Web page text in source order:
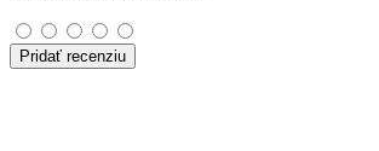
Pridať recenziu